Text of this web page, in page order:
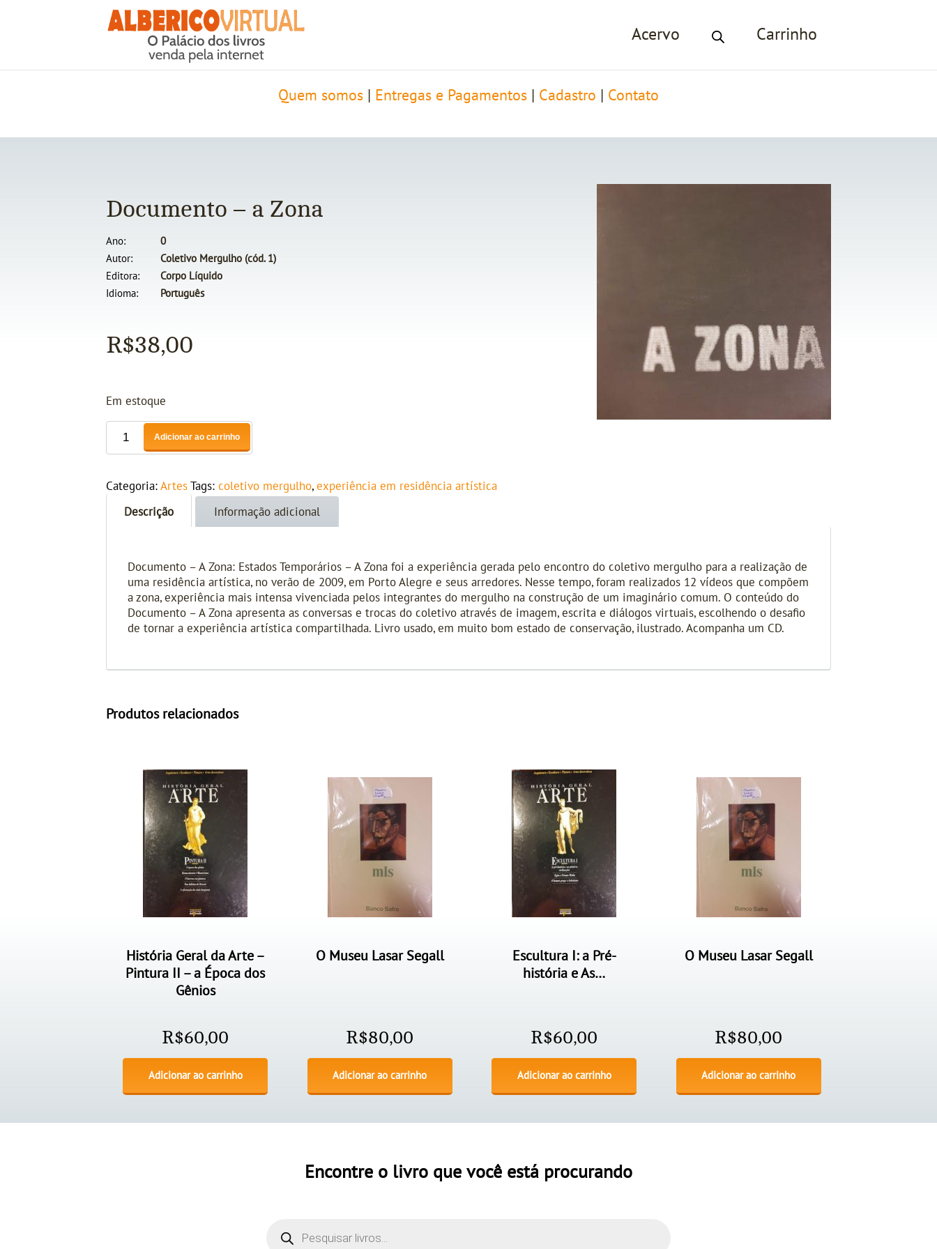
Acervo Carrinho
Quem somos Entregas e Pagamentos Cadastro Contato
Documento – a Zona
Ano
0
Autor
Coletivo Mergulho (cód. 1)
Editora
Corpo Líquido
Idioma
Português
R$38,00
Em estoque
Adicionar ao carrinho
Categoria: Artes Tags: coletivo mergulho, experiência em residência artística
Descrição
Informação adicional
Documento – A Zona: Estados Temporários – A Zona foi a experiência gerada pelo encontro do coletivo mergulho para a realização de
uma residência artística, no verão de 2009, em Porto Alegre e seus arredores. Nesse tempo, foram realizados 12 vídeos que compõem
a zona, experiência mais intensa vivenciada pelos integrantes do mergulho na construção de um imaginário comum. O conteúdo do
Documento – A Zona apresenta as conversas e trocas do coletivo através de imagem, escrita e diálogos virtuais, escolhendo o desafio
de tornar a experiência artística compartilhada. Livro usado, em muito bom estado de conservação, ilustrado. Acompanha um CD.
Produtos relacionados
História Geral da Arte –
Pintura II – a Época dos
Gênios
R$60,00
Adicionar ao carrinho
O Museu Lasar Segall
R$80,00
Adicionar ao carrinho
Escultura I: a Pré-
história e As…
R$60,00
Adicionar ao carrinho
O Museu Lasar Segall
R$80,00
Adicionar ao carrinho
Encontre o livro que você está procurando